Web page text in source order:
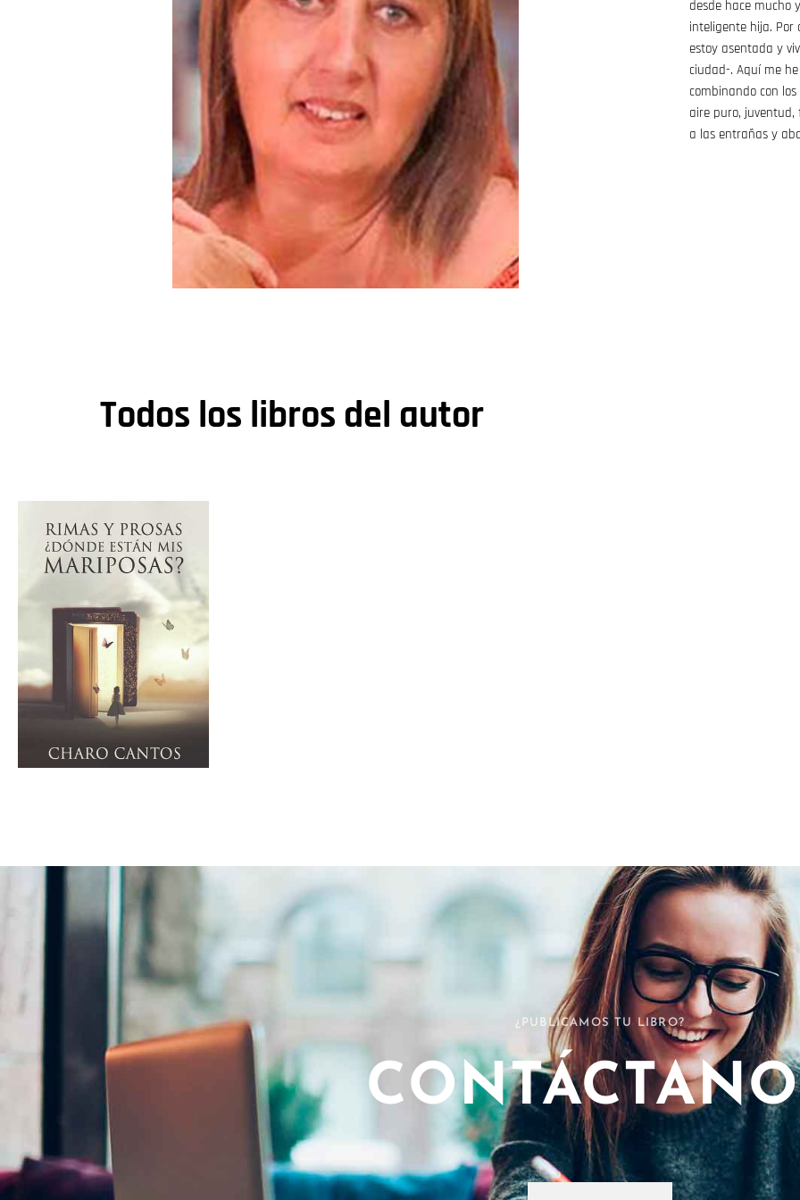
desde hace mucho
inteligente hija. Por
estoy asentada y
ciudad-. Aquí me
combinando con
aire puro, juventud,
a las entrañas y
Todos los libros del autor
¿PUBLICAMOS TU LIBRO?